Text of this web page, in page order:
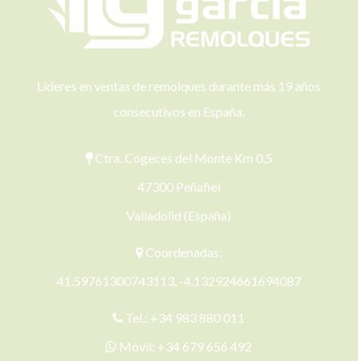
Líderes en ventas de remolques durante más 19 años
consecutivos en España.
Ctra. Cogeces del Monte Km 0,5
47300 Peñafiel
Valladolid (España)
Coordenadas:
41.59761300743113, -4.132924661694087
Tel.: +34 983 880 011
Móvil: +34 679 656 492